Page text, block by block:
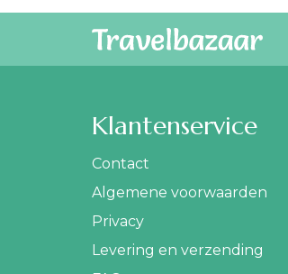
Klantenservice
Contact
Algemene voorwaarden
Privacy
Levering en verzending